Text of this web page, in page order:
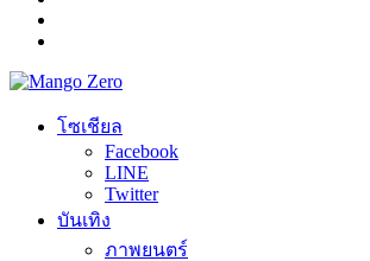
โซเชียล
Facebook
LINE
Twitter
บันเทิง
ภาพยนตร์